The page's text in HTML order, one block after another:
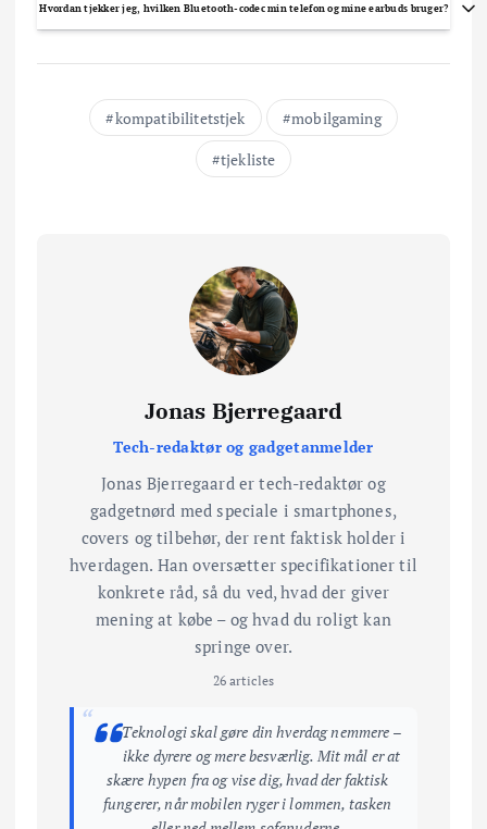
båndbredde og højere latency. Løsninger er at bruge et headset med god HFP-implementering, en
Hvordan tjekker jeg, hvilken Bluetooth-codec min telefon og mine earbuds bruger?
informationsside i Indstillinger > Bluetooth.
kompatibilitetstjek
mobilgaming
tjekliste
Jonas Bjerregaard
Tech-redaktør og gadgetanmelder
Jonas Bjerregaard er tech-redaktør og
gadgetnørd med speciale i smartphones,
covers og tilbehør, der rent faktisk holder i
hverdagen. Han oversætter specifikationer til
konkrete råd, så du ved, hvad der giver
mening at købe – og hvad du roligt kan
springe over.
26 articles
“
Teknologi skal gøre din hverdag nemmere –
ikke dyrere og mere besværlig. Mit mål er at
skære hypen fra og vise dig, hvad der faktisk
fungerer, når mobilen ryger i lommen, tasken